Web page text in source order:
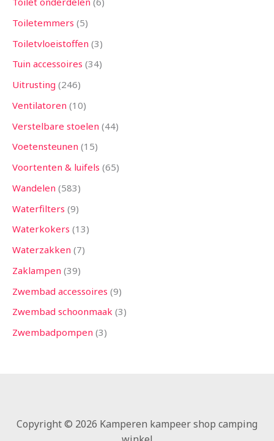
Toiletemmers 5
Toiletvloeistoffen 3
Tuin accessoires 34
Uitrusting 246
Ventilatoren 10
Verstelbare stoelen 44
Voetensteunen 15
Voortenten & luifels 65
Wandelen 583
Waterfilters 9
Waterkokers 13
Waterzakken 7
Zaklampen 39
Zwembad accessoires 9
Zwembad schoonmaak 3
Zwembadpompen 3
Copyright © 2026 Kamperen kampeer shop camping